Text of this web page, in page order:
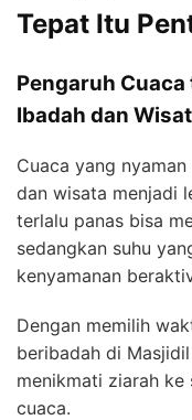
Tepat Itu
Pengaruh
Ibadah dan
Cuaca yang
dan wisata menjadi
terlalu panas bisa
sedangkan suhu
kenyamanan
Dengan memilih
beribadah di
menikmati ziarah ke
cuaca.